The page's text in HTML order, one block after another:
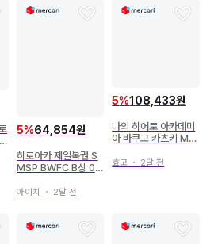
5%64,854원
히로아카 제일복권 S
MSP BWFC B상 02
아이치 ・ 2달 전
5%108,433원
나의 히어로 아카데미
아 바쿠고 카츠키 MA
상품
효고 ・ 2달 전